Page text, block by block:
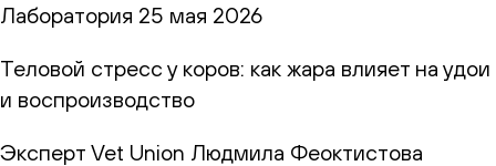
Лаборатория 25 мая 2026
Теловой стресс у коров: как жара влияет на удои
и воспроизводство
Эксперт Vet Union Людмила Феоктистова